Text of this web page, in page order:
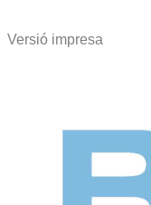
Versió impresa